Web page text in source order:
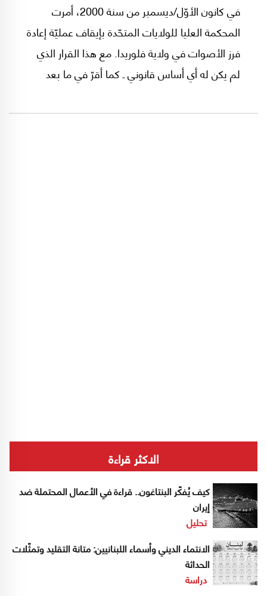
في كانون الأوّل/ديسمبر من سنة 2000، أمرت
المحكمة العليا للولايات المتحّدة بإيقاف عمليّة إعادة
فرز الأصوات في ولاية فلوريدا. مع هذا القرار الذي
لم يكن له أي أساس قانوني ـ كما أقرّ في ما بعد
بوش الابن رئيساً. هل ما نشهده الآن من جهود لمنع
الاكثر قراءة
كيف يُفكّر البنتاغون.. قراءة في الأعمال المحتملة ضد
إيران
تحليل
الانتماء الديني وأسماء اللبنانيين: متانة التقليد وتمثّلات
الحداثة
دراسة